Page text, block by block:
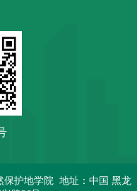
保护地学院 地址：中国 黑龙